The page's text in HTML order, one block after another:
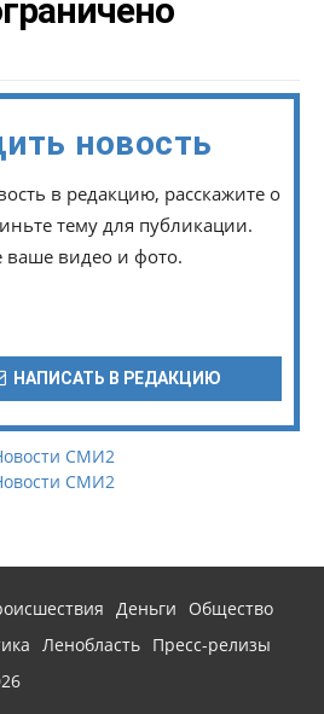
новость
в редакцию, расскажите о
тему для публикации.
ваше видео и фото.
НАПИСАТЬ В РЕДАКЦИЮ
СМИ2
СМИ2
Деньги
Общество
Ленобласть Пресс-релизы